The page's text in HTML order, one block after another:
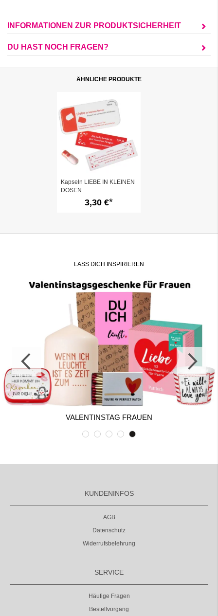
INFORMATIONEN ZUR PRODUKTSICHERHEIT
DU HAST NOCH FRAGEN?
ÄHNLICHE PRODUKTE
Kapseln LIEBE IN KLEINEN
DOSEN
3,30 €
LASS DICH INSPIRIEREN
VALENTINSTAG FRAUEN
KUNDENINFOS
AGB
Datenschutz
Widerrufsbelehrung
SERVICE
Häufige Fragen
Bestellvorgang